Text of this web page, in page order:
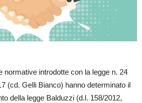
normative introdotte con la legge n. 24
(cd. Gelli Bianco) hanno determinato il
della legge Balduzzi (d.l. 158/2012,